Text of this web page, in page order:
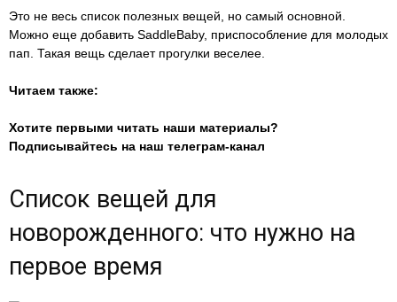
Это не весь список полезных вещей, но самый основной.
Можно еще добавить SaddleBaby, приспособление для молодых
пап. Такая вещь сделает прогулки веселее.
Читаем также:
Хотите первыми читать наши материалы?
Подписывайтесь на наш телеграм-канал
Список вещей для
новорожденного: что нужно на
первое время